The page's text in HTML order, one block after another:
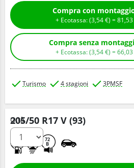
+ Ecotassa: (3,54€ ) =81,53
+ Ecotassa: (3,54€ ) =66,03
Turismo 4 stagioni 3PMSF
205/50 R17 V (93)
72
B
Q.tà